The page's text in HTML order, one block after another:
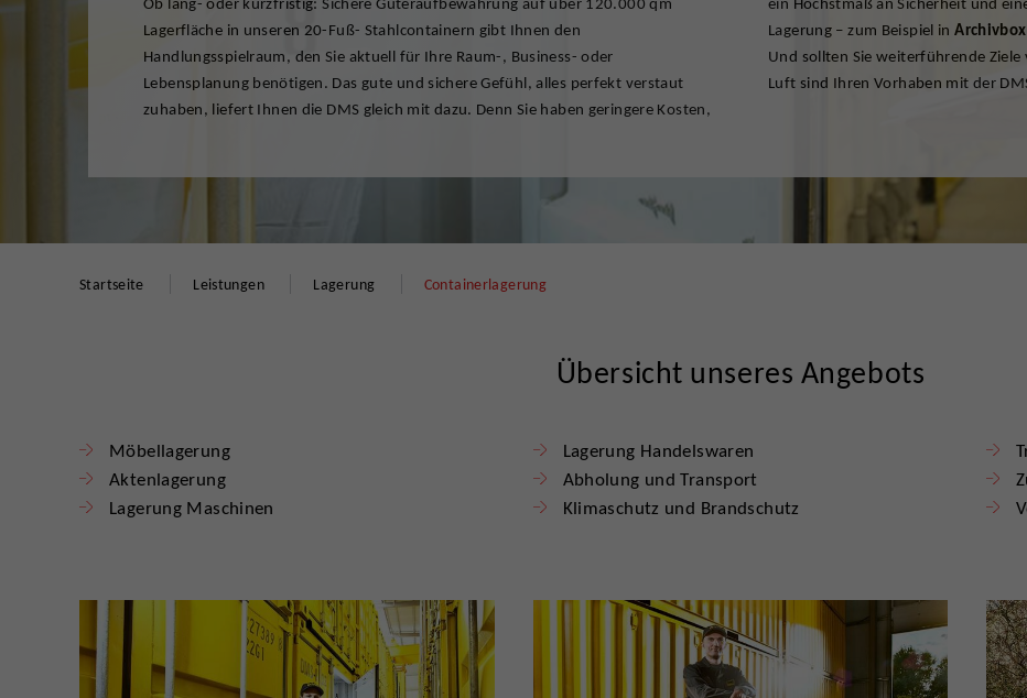
Lagerfläche in unseren 20-Fuß- Stahlcontainern gibt Ihnen den
Handlungsspielraum, den Sie aktuell für Ihre Raum-, Business- oder
Lebensplanung benötigen. Das gute und sichere Gefühl, alles perfekt verstaut
zuhaben, liefert Ihnen die DMS gleich mit dazu. Denn Sie haben geringere Kosten,
Lagerung – zum Beispiel in
Und sollten Sie weiterführende Ziele
Luft sind Ihren Vorhaben mit der
Startseite Leistungen Lagerung Containerlagerung
Übersicht unseres Angebots
Möbellagerung
Aktenlagerung
Lagerung Maschinen
Lagerung Handelswaren
Abholung und Transport
Klimaschutz und Brandschutz